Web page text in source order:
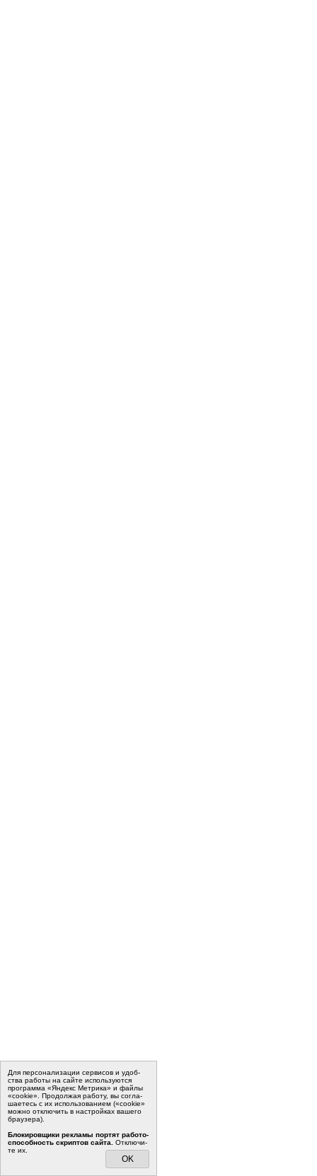
Для пер­со­на­ли­за­ции сер­ви­сов и удоб­
ства ра­бо­ты на сайте ис­поль­зу­ют­ся
программа «Яндекс Метрика» и файлы
«cookie». Про­дол­жая ра­бо­ту, вы со­гла­
ша­е­тесь с их ис­поль­зо­ва­ни­ем («cookie»
мо­жно от­клю­чить в на­строй­ках ва­ше­го
бра­у­зе­ра).
Бло­ки­ров­щи­ки ре­кла­мы пор­тят ра­бо­то­
спо­соб­ность скрип­тов сайта.
Отклю­чи­
те их.
OK